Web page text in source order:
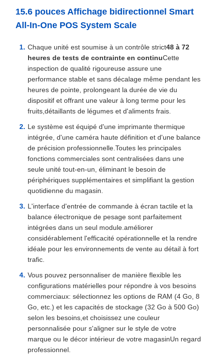
15.6 pouces Affichage bidirectionnel Smart
All-In-One POS System Scale
Chaque unité est soumise à un contrôle strict48 à 72
heures de tests de contrainte en continuCette
inspection de qualité rigoureuse assure une
performance stable et sans décalage même pendant les
heures de pointe, prolongeant la durée de vie du
dispositif et offrant une valeur à long terme pour les
fruits,détaillants de légumes et d'aliments frais.
Le système est équipé d'une imprimante thermique
intégrée, d'une caméra haute définition et d'une balance
de précision professionnelle.Toutes les principales
fonctions commerciales sont centralisées dans une
seule unité tout-en-un, éliminant le besoin de
périphériques supplémentaires et simplifiant la gestion
quotidienne du magasin.
L'interface d'entrée de commande à écran tactile et la
balance électronique de pesage sont parfaitement
intégrées dans un seul module.améliorer
considérablement l'efficacité opérationnelle et la rendre
idéale pour les environnements de vente au détail à fort
trafic.
Vous pouvez personnaliser de manière flexible les
configurations matérielles pour répondre à vos besoins
commerciaux: sélectionnez les options de RAM (4 Go, 8
Go, etc.) et les capacités de stockage (32 Go à 500 Go)
selon les besoins,et choisissez une couleur
personnalisée pour s'aligner sur le style de votre
marque ou le décor intérieur de votre magasinUn regard
professionnel.